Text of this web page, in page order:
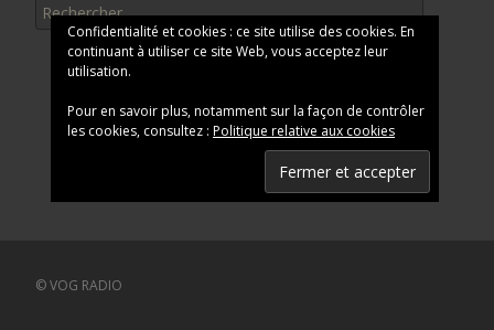
Confidentialité et cookies : ce site utilise des cookies. En
continuant à utiliser ce site Web, vous acceptez leur
utilisation.
Pour en savoir plus, notamment sur la façon de contrôler
les cookies, consultez : Politique relative aux cookies
© VOG RADIO